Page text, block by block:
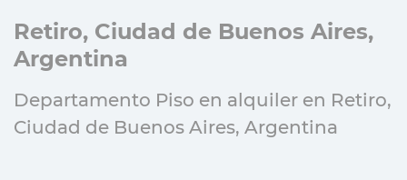
Retiro, Ciudad de Buenos Aires,
Argentina
Departamento Piso en alquiler en Retiro,
Ciudad de Buenos Aires, Argentina